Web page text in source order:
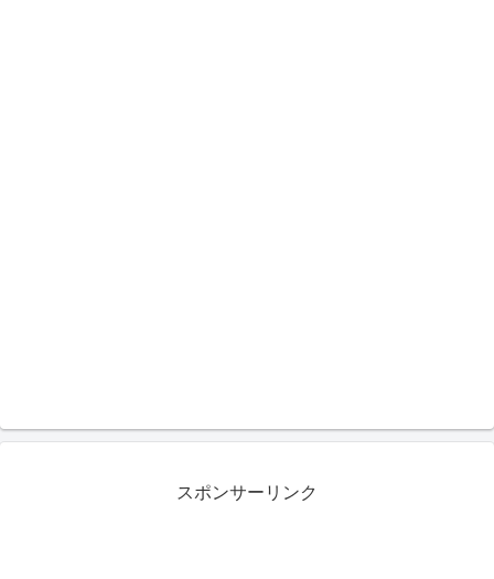
スポンサーリンク